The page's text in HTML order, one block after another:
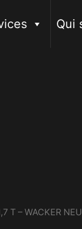
Qui
T – WACKER